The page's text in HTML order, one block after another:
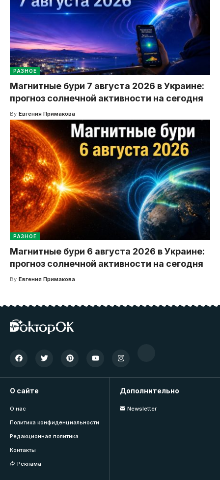
РАЗНОЕ
Магнитные бури 7 августа 2026 в Украине:
прогноз солнечной активности на сегодня
By Евгения Примакова
РАЗНОЕ
Магнитные бури 6 августа 2026 в Украине:
прогноз солнечной активности на сегодня
By Евгения Примакова
О сайте
О нас
Политика конфиденциальности
Редакционная политика
Контакты
Реклама
Дополнительно
Newsletter